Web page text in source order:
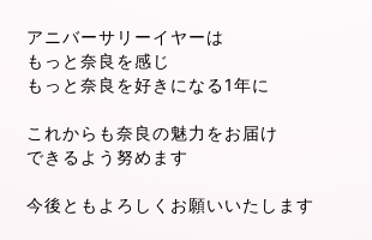
アニバーサリーイヤーは
もっと奈良を感じ
もっと奈良を好きになる1年に
これからも奈良の魅力をお届け
できるよう努めます
今後ともよろしくお願いいたします